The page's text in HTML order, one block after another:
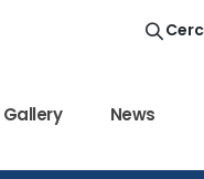
Gallery News